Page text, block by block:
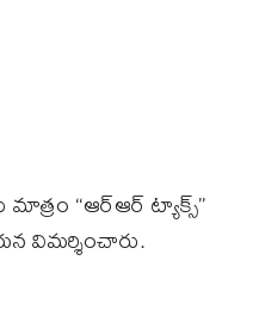
మాత్రం “ఆర్ఆర్ ట్యాక్స్”
విమర్శించారు.